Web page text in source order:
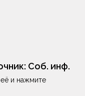
Соб. инф.
и нажмите